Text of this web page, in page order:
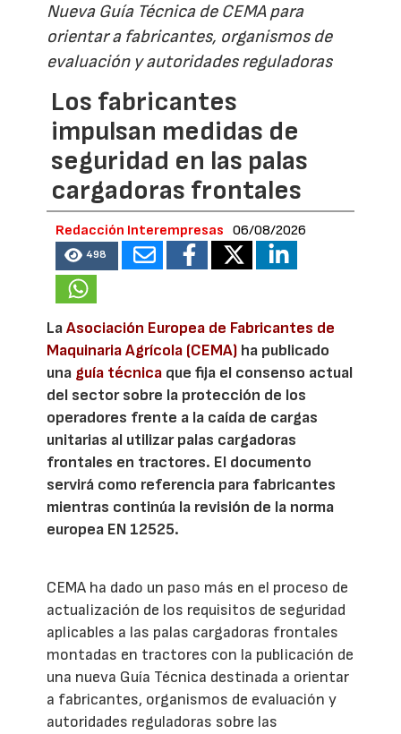
Nueva Guía Técnica de CEMA para
orientar a fabricantes, organismos de
evaluación y autoridades reguladoras
Los fabricantes
impulsan medidas de
seguridad en las palas
cargadoras frontales
Redacción Interempresas 06/08/2026
498
LaAsociación Europea de Fabricantes de
Maquinaria Agrícola (CEMA) ha publicado
una guía técnica que fija el consenso actual
del sector sobre la protección de los
operadores frente a la caída de cargas
unitarias al utilizar palas cargadoras
frontales en tractores. El documento
servirá como referencia para fabricantes
mientras continúa la revisión de la norma
europea EN 12525.
CEMA ha dado un paso más en el proceso de
actualización de los requisitos de seguridad
aplicables a las palas cargadoras frontales
montadas en tractores con la publicación de
una nueva Guía Técnica destinada a orientar
a fabricantes, organismos de evaluación y
autoridades reguladoras sobre las